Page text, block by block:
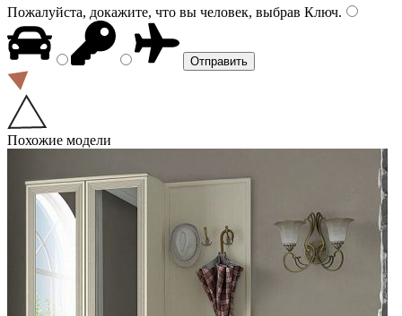
Пожалуйста, докажите, что вы человек, выбрав Ключ.
Похожие модели